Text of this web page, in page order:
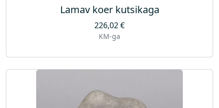
Lamav koer kutsikaga
226,02€
KM-ga